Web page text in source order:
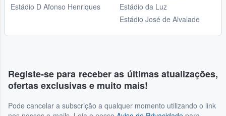
Estádio D Afonso Henriques
Estádio da Luz
Estádio José de Alvalade
Registe-se para receber as últimas atualizações,
ofertas exclusivas e muito mais!
Pode cancelar a subscrição a qualquer momento utilizando o link